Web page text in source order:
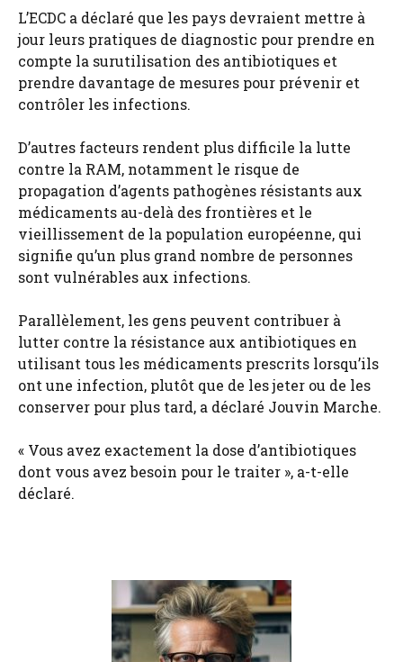
L’ECDC a déclaré que les pays devraient mettre à
jour leurs pratiques de diagnostic pour prendre en
compte la surutilisation des antibiotiques et
prendre davantage de mesures pour prévenir et
contrôler les infections.
D’autres facteurs rendent plus difficile la lutte
contre la RAM, notamment le risque de
propagation d’agents pathogènes résistants aux
médicaments au-delà des frontières et le
vieillissement de la population européenne, qui
signifie qu’un plus grand nombre de personnes
sont vulnérables aux infections.
Parallèlement, les gens peuvent contribuer à
lutter contre la résistance aux antibiotiques en
utilisant tous les médicaments prescrits lorsqu’ils
ont une infection, plutôt que de les jeter ou de les
conserver pour plus tard, a déclaré Jouvin Marche.
« Vous avez exactement la dose d’antibiotiques
dont vous avez besoin pour le traiter », a-t-elle
déclaré.